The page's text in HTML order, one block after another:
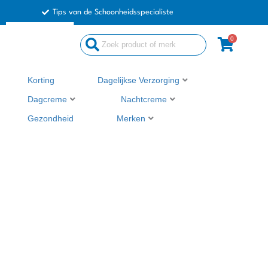
Tips van de Schoonheidsspecialiste
Search
...
0
Korting Dagelijkse Verzorging
Dagcreme Nachtcreme
Gezondheid Merken